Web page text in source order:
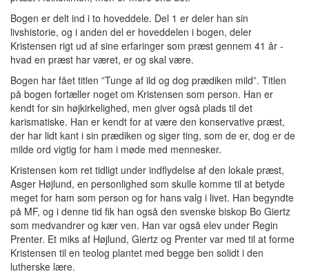
Bogen er delt ind i to hoveddele. Del 1 er deler han sin
livshistorie, og i anden del er hoveddelen i bogen, deler
Kristensen rigt ud af sine erfaringer som præst gennem 41 år -
hvad en præst har været, er og skal være.
Bogen har fået titlen ”Tunge af ild og dog prædiken mild”. Titlen
på bogen fortæller noget om Kristensen som person. Han er
kendt for sin højkirkelighed, men giver også plads til det
karismatiske. Han er kendt for at være den konservative præst,
der har lidt kant i sin prædiken og siger ting, som de er, dog er de
milde ord vigtig for ham i møde med mennesker.
Kristensen kom ret tidligt under indflydelse af den lokale præst,
Asger Højlund, en personlighed som skulle komme til at betyde
meget for ham som person og for hans valg i livet. Han begyndte
på MF, og i denne tid fik han også den svenske biskop Bo Giertz
som medvandrer og kær ven. Han var også elev under Regin
Prenter. Et miks af Højlund, Giertz og Prenter var med til at forme
Kristensen til en teolog plantet med begge ben solidt i den
lutherske lære.